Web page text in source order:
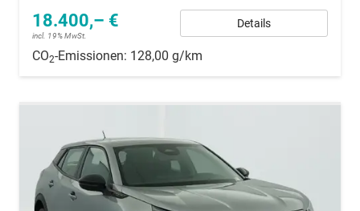
18.400,– €
incl. 19% MwSt.
Details
CO2-Emissionen: 128,00 g/km